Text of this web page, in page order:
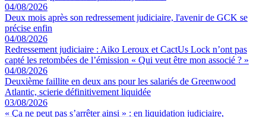
04/08/2026
Deux mois après son redressement judiciaire, l'avenir de GCK se
précise enfin
04/08/2026
Redressement judiciaire : Aiko Leroux et CactUs Lock n’ont pas
capté les retombées de l’émission « Qui veut être mon associé ? »
04/08/2026
Deuxième faillite en deux ans pour les salariés de Greenwood
Atlantic, scierie définitivement liquidée
03/08/2026
« Ça ne peut pas s’arrêter ainsi » : en liquidation judiciaire,